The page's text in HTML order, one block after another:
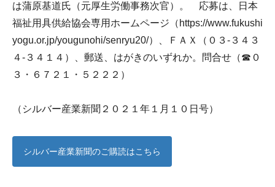
は蒲原基道氏（元厚生労働事務次官）。 応募は、日本
福祉用具供給協会専用ホームページ（ https://www.fukushi
yogu.or.jp/yougunohi/senryu20/）、ＦＡＸ（０３-３４３
４-３４１４）、郵送、はがきのいずれか。問合せ（☎０
３・６７２１・５２２２）
（シルバー産業新聞２０２１年１月１０日号）
シルバー産業新聞のご購読はこちら